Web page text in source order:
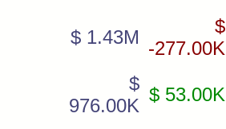
$ 1.43M
$
-277.00K
$
976.00K
$ 53.00K